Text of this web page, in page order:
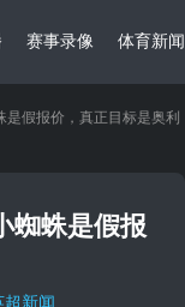
赛事录像 体育新闻
假报价，真正目标是奥利
蜘蛛是假报
超新闻